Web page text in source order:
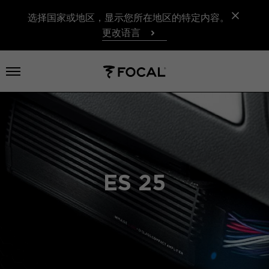
选择国家或地区，显示您所在地区的特定内容。
更改语言
打开菜单
ES 25